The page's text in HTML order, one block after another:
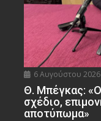
6 Αυγούστου 2026
Θ. Μπέγκας:
σχέδιο,
αποτύπωμα»